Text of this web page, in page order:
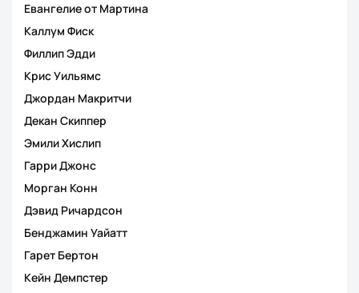
Евангелие от Мартина
Каллум Фиск
Филлип Эдди
Крис Уильямс
Джордан Макритчи
Декан Скиппер
Эмили Хислип
Гарри Джонс
Морган Конн
Дэвид Ричардсон
Бенджамин Уайатт
Гарет Бертон
Кейн Демпстер